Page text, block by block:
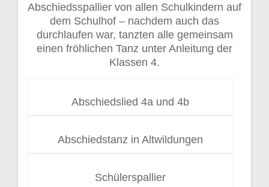
Abschiedsspallier von allen Schulkindern auf
dem Schulhof – nachdem auch das
durchlaufen war, tanzten alle gemeinsam
einen fröhlichen Tanz unter Anleitung der
Klassen 4.
Abschiedslied 4a und 4b
Abschiedstanz in Altwildungen
Schülerspallier